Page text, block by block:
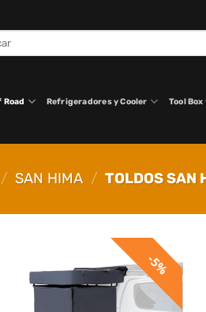
Road Refrigeradores y Cooler Tool
/ SAN HIMA / TOLDOS SAN
5%